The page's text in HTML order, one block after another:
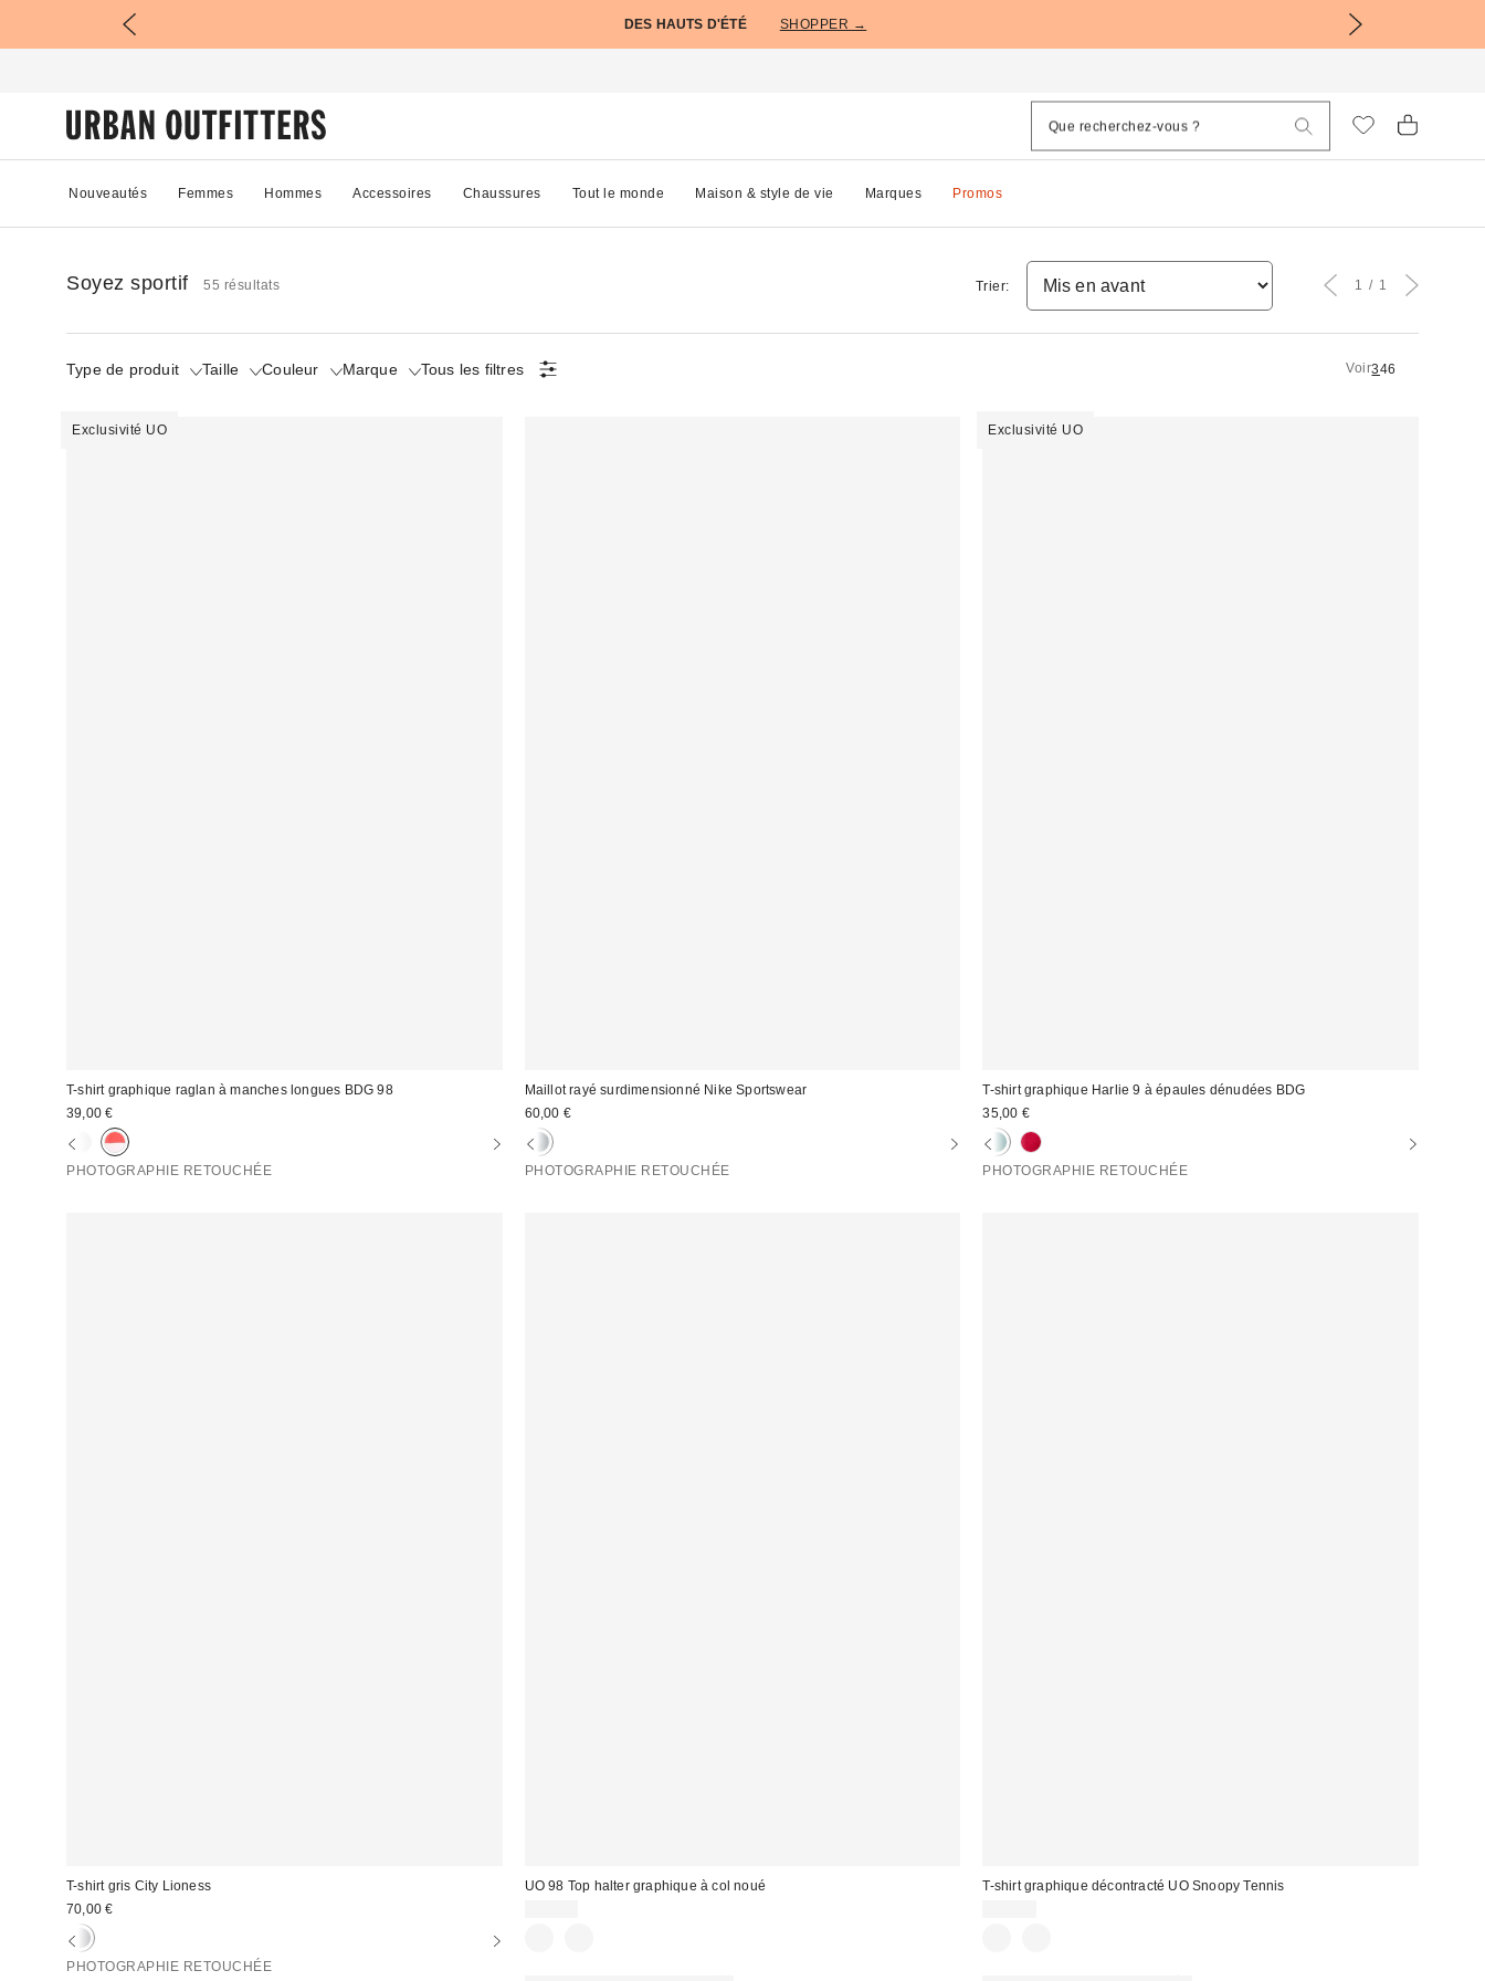
DES HAUTS D'ÉTÉ SHOPPER →
Nouveautés Femmes Hommes Accessoires Chaussures Tout le monde Maison & style de vie Marques Promos
Soyez sportif 55 résultats
Type de produit Taille Couleur Marque Tous les filtres Voir346
Trier: 1 1
Exclusivité UO
T-shirt graphique raglan à manches longues BDG 98
39,00 €
PHOTOGRAPHIE RETOUCHÉE
Maillot rayé surdimensionné Nike Sportswear
60,00 €
PHOTOGRAPHIE RETOUCHÉE
Exclusivité UO
T-shirt graphique Harlie 9 à épaules dénudées BDG
35,00 €
PHOTOGRAPHIE RETOUCHÉE
T-shirt gris City Lioness
70,00 €
PHOTOGRAPHIE RETOUCHÉE
UO 98 Top halter graphique à col noué
T-shirt graphique décontracté UO Snoopy Tennis